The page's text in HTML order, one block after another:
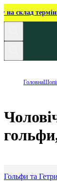
на склад
Головна
Гольфи та Гетри